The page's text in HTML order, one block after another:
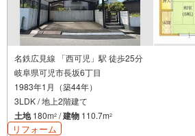
名鉄広見線 「西可児」駅 徒歩25分
岐阜県可児市長坂6丁目
1983年1月（築44年）
3LDK / 地上2階建て
土地180m2 /建物 110.7m2
リフォーム